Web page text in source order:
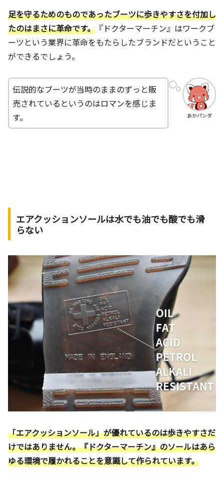
足を守るためのものであったブーツに歩きやすさを付加し
たのはまさに革命です。 『ドクターマーチン』はワークブ
ーツという業界に革命をもたらしたブランドだということ
ができるでしょう。
あかパンダ
伝説的なブーツが当時のままのずっと販
売されているというのはロマンを感じま
す。
エアクッションソールは水でも油でも酸でも滑
らない
「エアクッションソール」が優れているのは歩きやすさだ
けではありません。『ドクターマーチン』のソールはあら
ゆる環境で履かれることを意識して作られています。